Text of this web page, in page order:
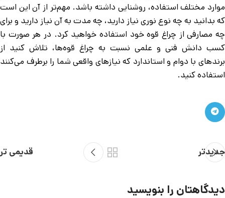
موارد مختلف استفاده، روشنایی داشته باشد. مهم‌تر از آن این است
که بدانید به چه نوع نوری نیاز دارید، چه مدت به آن نیاز دارید و برای
چه مصارفی از چراغ قوه خود استفاده خواهید کرد. در هر صورت با
کسب دانش فنی و علمی نسبت به چراغ قوه‌ها، تلاش کنید از
برندهای با دوام و استاندارد که نیازهای واقعی شما را برطرف می‌کنند
استفاده کنید.
جدیدتر قدیمی تر
دیدگاهتان را بنویسید